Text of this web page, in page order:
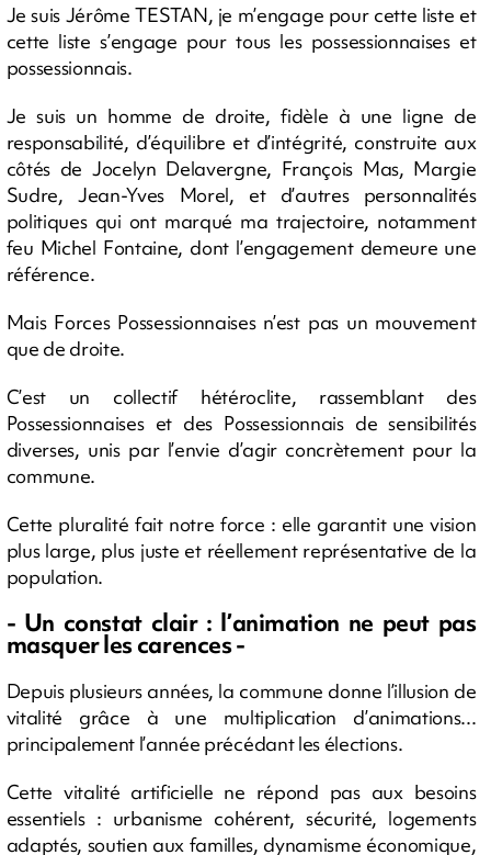
Je suis Jérôme TESTAN, je m’engage pour cette liste et
cette liste s’engage pour tous les possessionnaises et
possessionnais.
Je suis un homme de droite, fidèle à une ligne de
responsabilité, d’équilibre et d’intégrité, construite aux
côtés de Jocelyn Delavergne, François Mas, Margie
Sudre, Jean-Yves Morel, et d’autres personnalités
politiques qui ont marqué ma trajectoire, notamment
feu Michel Fontaine, dont l’engagement demeure une
référence.
Mais Forces Possessionnaises n’est pas un mouvement
que de droite.
C’est un collectif hétéroclite, rassemblant des
Possessionnaises et des Possessionnais de sensibilités
diverses, unis par l’envie d’agir concrètement pour la
commune.
Cette pluralité fait notre force : elle garantit une vision
plus large, plus juste et réellement représentative de la
population.
- Un constat clair : l’animation ne peut pas
masquer les carences -
Depuis plusieurs années, la commune donne l’illusion de
vitalité grâce à une multiplication d’animations...
principalement l’année précédant les élections.
Cette vitalité artificielle ne répond pas aux besoins
essentiels : urbanisme cohérent, sécurité, logements
adaptés, soutien aux familles, dynamisme économique,